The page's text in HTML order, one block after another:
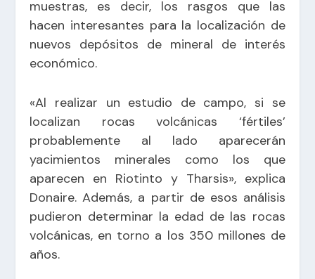
muestras, es decir, los rasgos que las
hacen interesantes para la localización de
nuevos depósitos de mineral de interés
económico.
«Al realizar un estudio de campo, si se
localizan rocas volcánicas ‘fértiles’
probablemente al lado aparecerán
yacimientos minerales como los que
aparecen en Riotinto y Tharsis», explica
Donaire. Además, a partir de esos análisis
pudieron determinar la edad de las rocas
volcánicas, en torno a los 350 millones de
años.